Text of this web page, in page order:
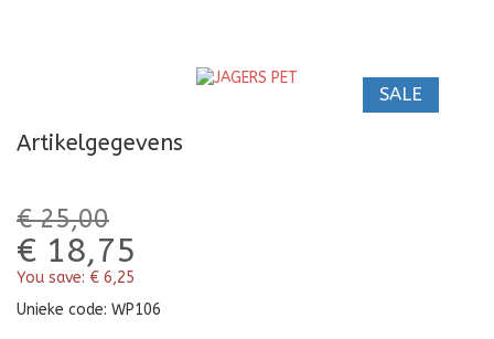
SALE
Artikelgegevens
€ 25,00
€ 18,75
You save: € 6,25
Unieke code: WP106